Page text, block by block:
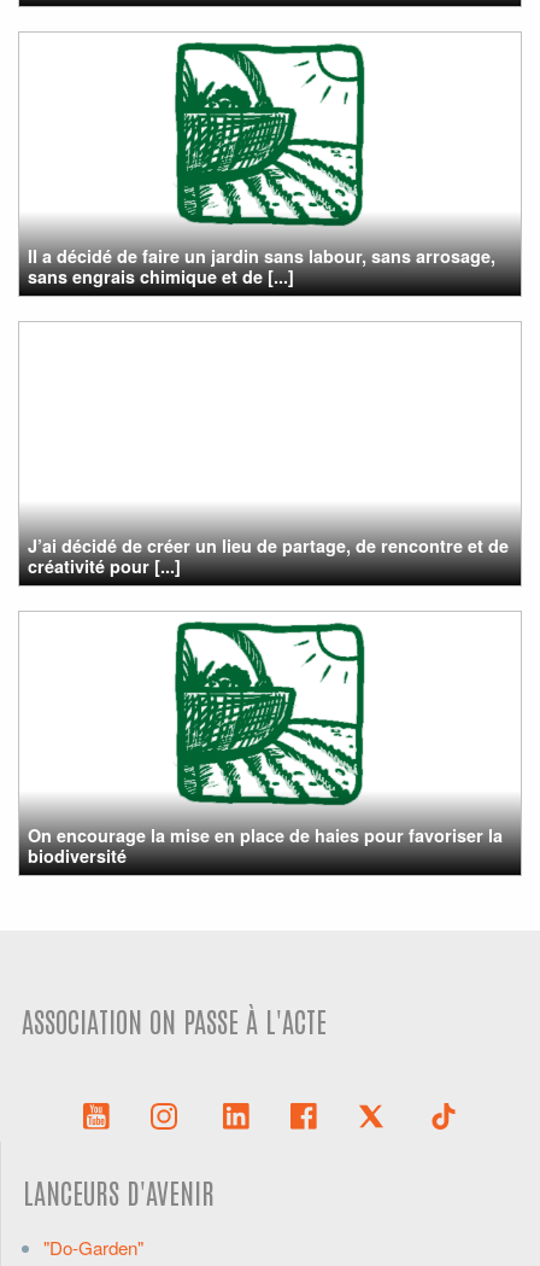
II a décidé de faire un jardin sans labour, sans arrosage,
sans engrais chimique et de [...]
J’ai décidé de créer un lieu de partage, de rencontre et de
créativité pour [...]
On encourage la mise en place de haies pour favoriser la
biodiversité
ASSOCIATION ON PASSE À L'ACTE
LANCEURS D'AVENIR
"Do-Garden"